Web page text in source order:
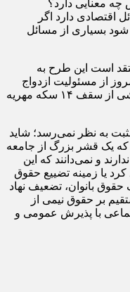
چه معنایی دارد؟
اقتصادی دارد اگر
بسیاری از مسائل
معتقد است این طرح به
از مسئولیت ازدواج
شانه خالی می‌کنند تا درگیر مشکلات ناشی از سقف ۱۴ سکه مهریه
به نظر نمی‌رسد؛ شاید
یک قشر بزرگ از جامعه
و نمی‌دانند که‌ این
یا زمینه تضییع حقوق
حقوق بانوان، تضعیف نهاد
بر حقوق نیمی از
با پذیرش عمومی و